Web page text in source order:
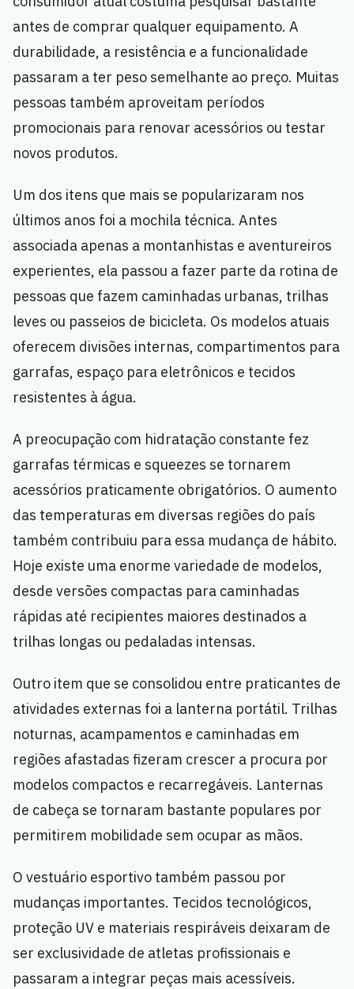
antes de comprar qualquer equipamento. A
durabilidade, a resistência e a funcionalidade
passaram a ter peso semelhante ao preço. Muitas
pessoas também aproveitam períodos
promocionais para renovar acessórios ou testar
novos produtos.
Um dos itens que mais se popularizaram nos
últimos anos foi a mochila técnica. Antes
associada apenas a montanhistas e aventureiros
experientes, ela passou a fazer parte da rotina de
pessoas que fazem caminhadas urbanas, trilhas
leves ou passeios de bicicleta. Os modelos atuais
oferecem divisões internas, compartimentos para
garrafas, espaço para eletrônicos e tecidos
resistentes à água.
A preocupação com hidratação constante fez
garrafas térmicas e squeezes se tornarem
acessórios praticamente obrigatórios. O aumento
das temperaturas em diversas regiões do país
também contribuiu para essa mudança de hábito.
Hoje existe uma enorme variedade de modelos,
desde versões compactas para caminhadas
rápidas até recipientes maiores destinados a
trilhas longas ou pedaladas intensas.
Outro item que se consolidou entre praticantes de
atividades externas foi a lanterna portátil. Trilhas
noturnas, acampamentos e caminhadas em
regiões afastadas fizeram crescer a procura por
modelos compactos e recarregáveis. Lanternas
de cabeça se tornaram bastante populares por
permitirem mobilidade sem ocupar as mãos.
O vestuário esportivo também passou por
mudanças importantes. Tecidos tecnológicos,
proteção UV e materiais respiráveis deixaram de
ser exclusividade de atletas profissionais e
passaram a integrar peças mais acessíveis.